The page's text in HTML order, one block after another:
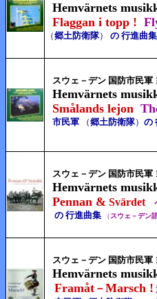
Hemvärnets
Flaggan i topp !
（郷土防衛隊） の 行進曲集
スウェ－デン 国防市民軍
Hemvärnets
Smålands lejon
市民軍 （郷土防衛隊） の
スウェ－デン 国防市民軍
Hemvärnets
Pennan & Svärdet
の 行進曲集
（スウェ－デン
スウェ－デン 国防市民軍
Hemvärnets
Framåt －Marsch !